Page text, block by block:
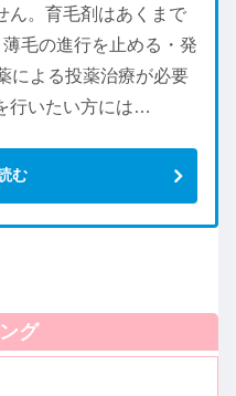
ん。育毛剤はあくまで
毛の進行を止める・発
による投薬治療が必要
行いたい方には…
む